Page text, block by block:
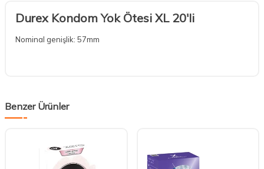
Durex Kondom Yok Ötesi XL 20'li
Nominal genişlik: 57mm
Benzer Ürünler